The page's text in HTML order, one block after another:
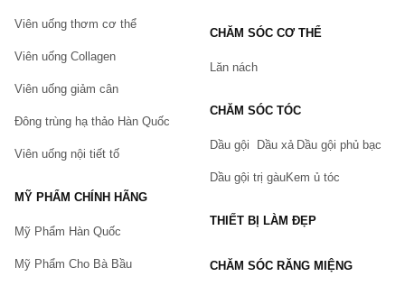
Viên uống thơm cơ thể
Viên uống Collagen
Viên uống giảm cân
Đông trùng hạ thảo Hàn Quốc
Viên uống nội tiết tố
MỸ PHẨM CHÍNH HÃNG
Mỹ Phẩm Hàn Quốc
Mỹ Phẩm Cho Bà Bầu
CHĂM SÓC CƠ THỂ
Lăn nách
CHĂM SÓC TÓC
Dầu gội Dầu xả Dầu gội phủ bạc
Dầu gội trị gàuKem ủ tóc
THIẾT BỊ LÀM ĐẸP
CHĂM SÓC RĂNG MIỆNG